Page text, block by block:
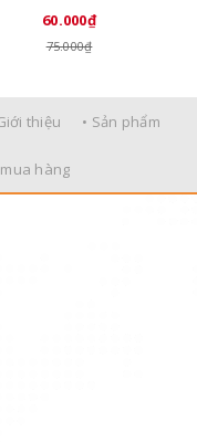
60.000₫
75.000₫
thiệu • Sản phẩm
hàng